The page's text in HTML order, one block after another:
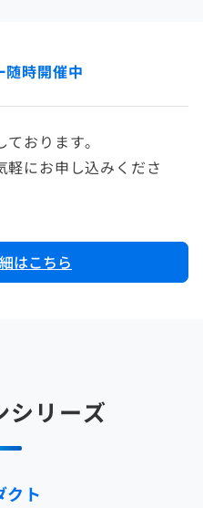
随時開催中
おります。
軽にお申し込みくださ
はこちら
シリーズ
クト